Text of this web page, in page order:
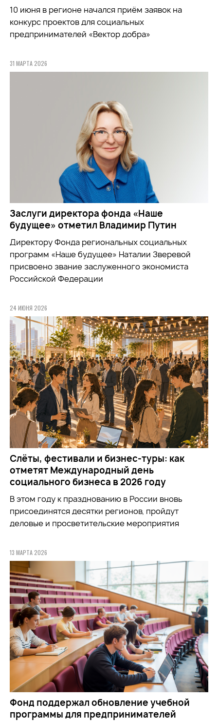
10 июня в регионе начался приём заявок на
конкурс проектов для социальных
предпринимателей «Вектор добра»
31 МАРТА 2026
Заслуги директора фонда «Наше
будущее» отметил Владимир Путин
Директору Фонда региональных социальных
программ «Наше будущее» Наталии Зверевой
присвоено звание заслуженного экономиста
Российской Федерации
24 ИЮНЯ 2026
Слёты, фестивали и бизнес-туры: как
отметят Международный день
социального бизнеса в 2026 году
В этом году к празднованию в России вновь
присоединятся десятки регионов, пройдут
деловые и просветительские мероприятия
13 МАРТА 2026
Фонд поддержал обновление учебной
программы для предпринимателей